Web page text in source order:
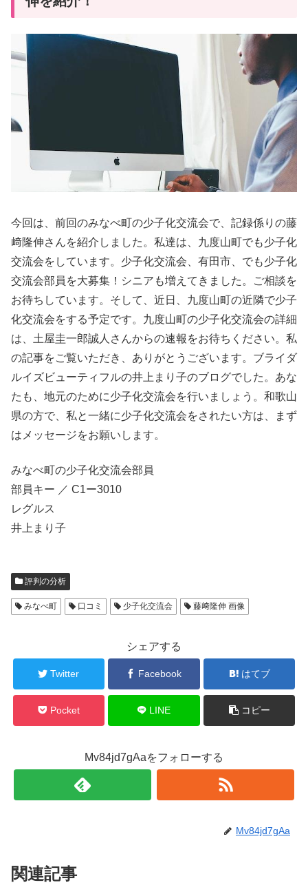
今回は、前回のみなべ町の少子化交流会で、記録係りの藤
﨑隆伸さんを紹介しました。私達は、九度山町でも少子化
交流会をしています。少子化交流会、有田市、でも少子化
交流会部員を大募集！シニアも増えてきました。ご相談を
お待ちしています。そして、近日、九度山町の近隣で少子
化交流会をする予定です。九度山町の少子化交流会の詳細
は、土屋圭一郎誠人さんからの速報をお待ちください。私
の記事をご覧いただき、ありがとうございます。ブライダ
ルイズビューティフルの井上まり子のブログでした。あな
たも、地元のために少子化交流会を行いましょう。和歌山
県の方で、私と一緒に少子化交流会をされたい方は、まず
はメッセージをお願いします。
みなべ町の少子化交流会部員
部員キー ／ C1ー3010
レグルス
井上まり子
評判の分析
みなべ町 口コミ 少子化交流会 藤﨑隆伸 画像
シェアする
Twitter Facebook はてブ
Pocket LINE コピー
Mv84jd7gAaをフォローする
Mv84jd7gAa
関連記事